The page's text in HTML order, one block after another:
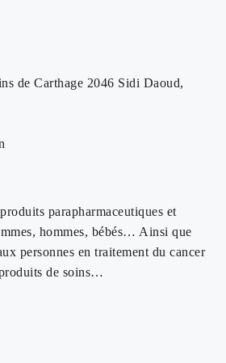
de Carthage 2046 Sidi Daoud,
parapharmaceutiques et
hommes, bébés… Ainsi que
personnes en traitement du cancer
de soins…